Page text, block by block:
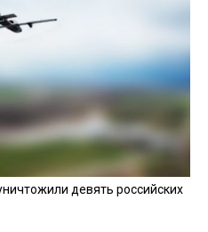
девять российских